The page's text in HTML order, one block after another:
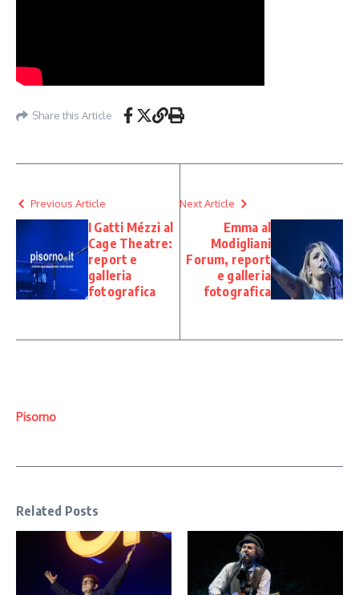
Share this Article
Previous Article
I Gatti Mézzi al
Cage Theatre:
report e
galleria
fotografica
Next Article
Emma al
Modigliani
Forum, report
e galleria
fotografica
Pisorno
Related Posts